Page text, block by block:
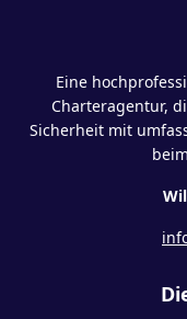
Eine
Charteragentur,
Sicherheit mit